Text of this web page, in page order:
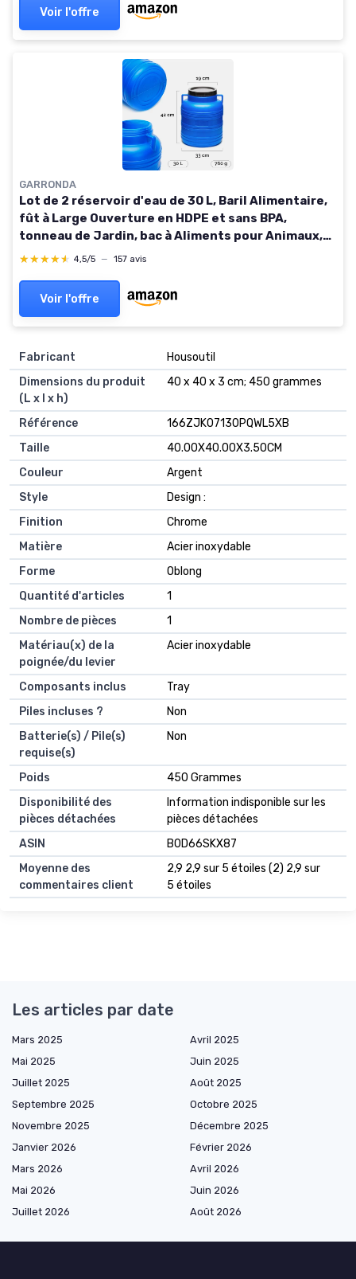
Voir l'offre
GARRONDA
Lot de 2 réservoir d'eau de 30 L, Baril Alimentaire,
fût à Large Ouverture en HDPE et sans BPA,
tonneau de Jardin, bac à Aliments pour Animaux,
conteneur d'eau, tonneau Universel GD-0078 2 30L
★★★★★
★★★★★ 4,5/5 — 157 avis
Voir l'offre
Fabricant
‎Housoutil
Dimensions du produit
(L x l x h)
‎40 x 40 x 3 cm; 450 grammes
Référence
‎166ZJK07130PQWL5XB
Taille
‎40.00X40.00X3.50CM
Couleur
‎Argent
Style
‎Design :
Finition
‎Chrome
Matière
‎Acier inoxydable
Forme
‎Oblong
Quantité d'articles
‎1
Nombre de pièces
‎1
Matériau(x) de la
poignée/du levier
‎Acier inoxydable
Composants inclus
‎Tray
Piles incluses ?
‎Non
Batterie(s) / Pile(s)
requise(s)
‎Non
Poids
‎450 Grammes
Disponibilité des
pièces détachées
‎Information indisponible sur les
pièces détachées
ASIN
B0D66SKX87
Moyenne des
commentaires client
2,9 2,9 sur 5 étoiles (2) 2,9 sur
5 étoiles
Les articles par date
Mars 2025
Avril 2025
Mai 2025
Juin 2025
Juillet 2025
Août 2025
Septembre 2025
Octobre 2025
Novembre 2025
Décembre 2025
Janvier 2026
Février 2026
Mars 2026
Avril 2026
Mai 2026
Juin 2026
Juillet 2026
Août 2026